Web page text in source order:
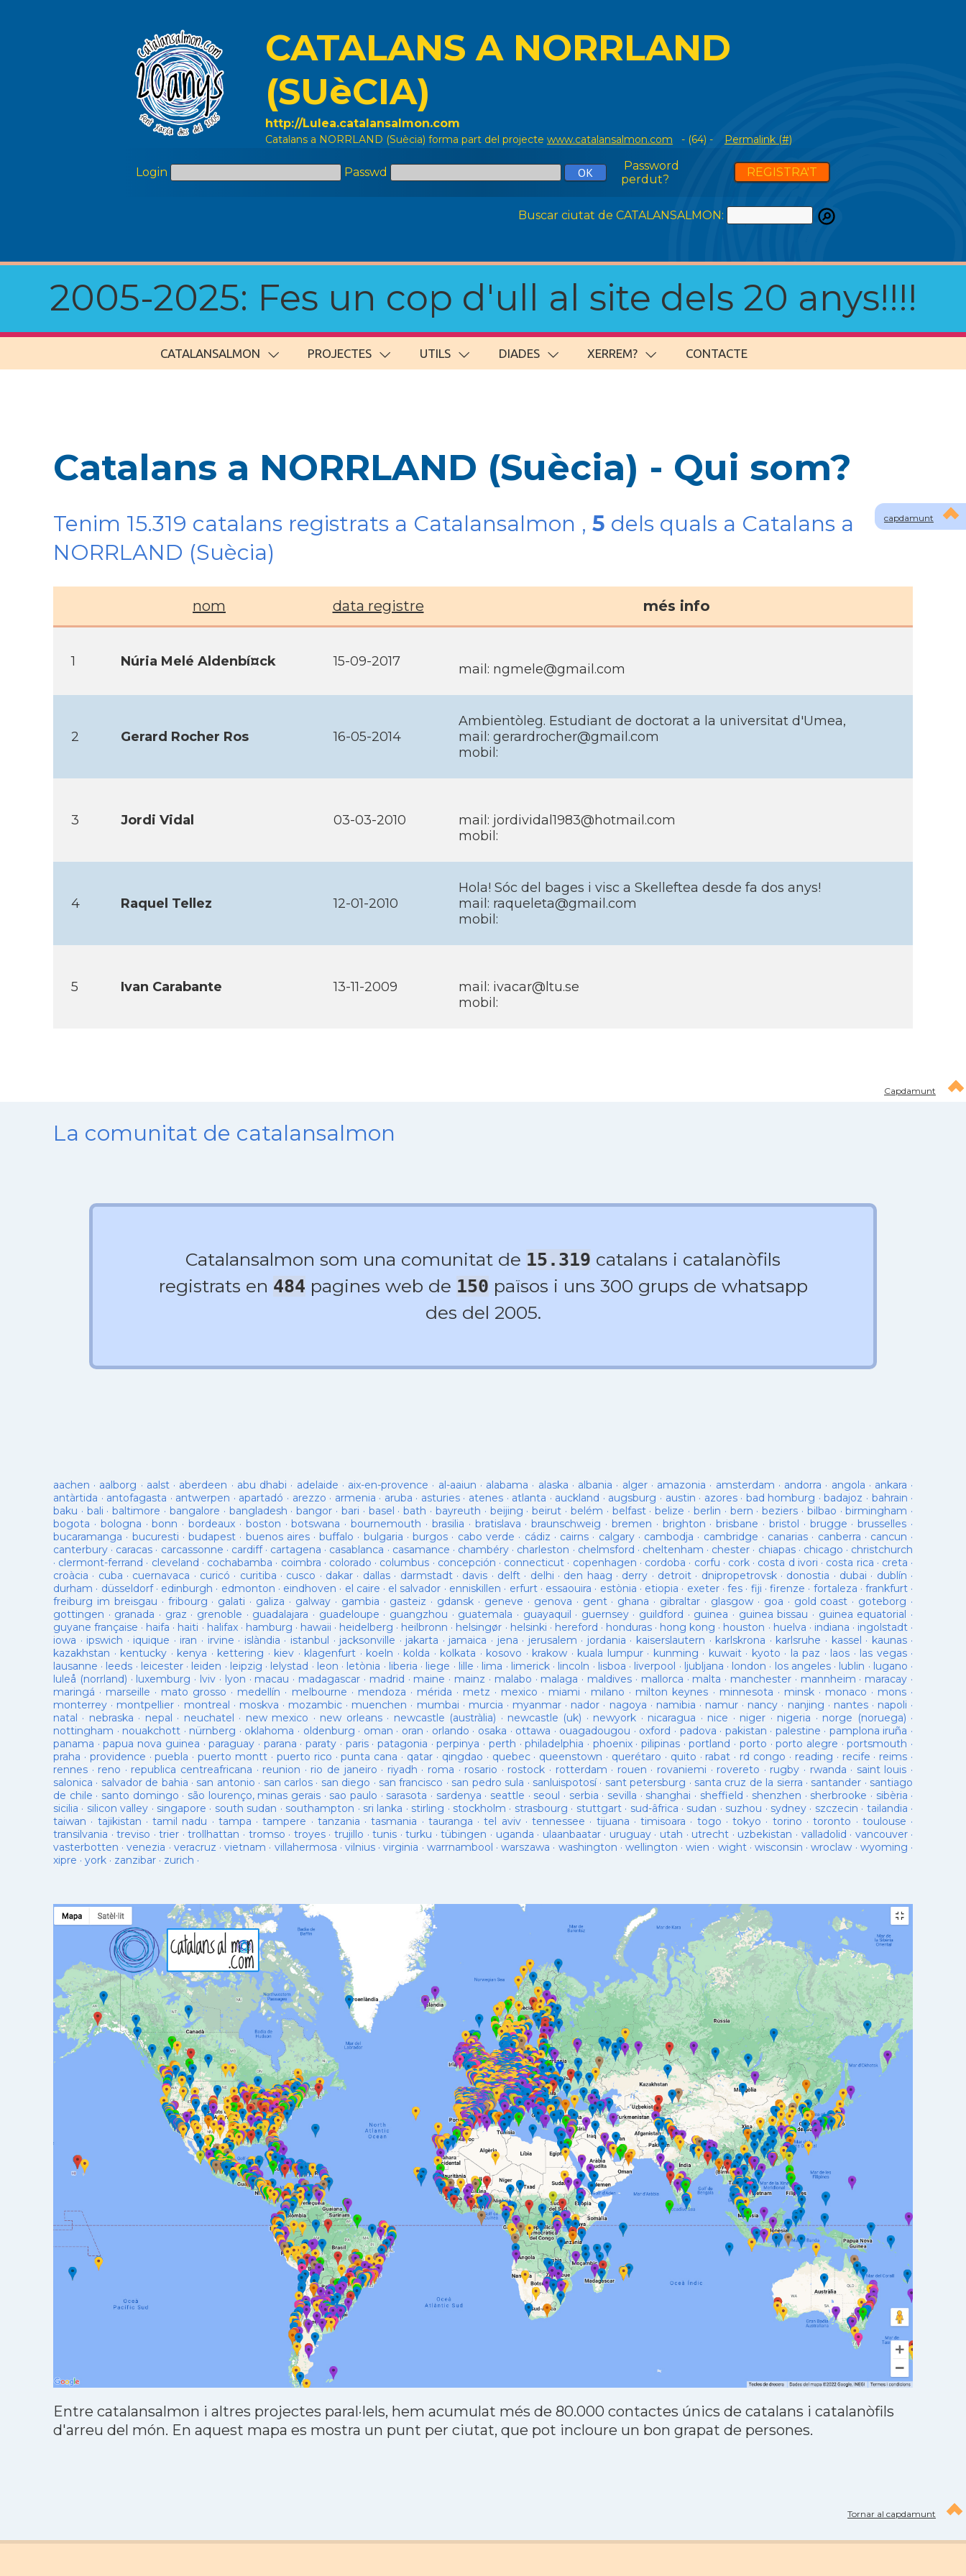
CATALANS A NORRLAND
(SUèCIA)
http://Lulea.catalansalmon.com
Catalans a NORRLAND (Suècia) forma part del projecte www.catalansalmon.com - (64) - Permalink (#)
Login Passwd
Password
perdut?
REGISTRA'T
Buscar ciutat de CATALANSALMON:
2005-2025: Fes un cop d'ull al site dels 20 anys!!!!
CATALANSALMON PROJECTES UTILS DIADES XERREM? CONTACTE
capdamunt
Catalans a NORRLAND (Suècia) - Qui som?
Tenim 15.319 catalans registrats a Catalansalmon , 5 dels quals a Catalans a
NORRLAND (Suècia)
nom data registre més info
1 Núria Melé Aldenbí¤ck 15-09-2017 mail: ngmele@gmail.com
2 Gerard Rocher Ros 16-05-2014
Ambientòleg. Estudiant de doctorat a la universitat d'Umea,
mail: gerardrocher@gmail.com
mobil:
3 Jordi Vidal 03-03-2010
mail: jordividal1983@hotmail.com
mobil:
4 Raquel Tellez 12-01-2010
Hola! Sóc del bages i visc a Skelleftea desde fa dos anys!
mail: raqueleta@gmail.com
mobil:
5 Ivan Carabante 13-11-2009
mail: ivacar@ltu.se
mobil:
Capdamunt
La comunitat de catalansalmon
Catalansalmon som una comunitat de 15.319 catalans i catalanòfils
registrats en 484 pagines web de 150 països i uns 300 grups de whatsapp
des del 2005.
aachen · aalborg · aalst· aberdeen · abu dhabi · adelaide · aix-en-provence · al-aaiun · alabama · alaska · albania · alger· amazonia · amsterdam · andorra · angola · ankara ·
antàrtida · antofagasta · antwerpen · apartadó · arezzo · armenia · aruba · asturies· atenes · atlanta · auckland · augsburg · austin · azores· bad homburg ·badajoz · bahrain ·
baku · bali ·baltimore · bangalore · bangladesh ·bangor · bari · basel ·bath · bayreuth · beijing ·beirut · belém · belfast·belize · berlin · bern ·beziers · bilbao ·birmingham ·
bogota · bologna ·bonn ·bordeaux · boston ·botswana ·bournemouth · brasilia · bratislava ·braunschweig · bremen · brighton ·brisbane · bristol · brugge ·brusselles ·
bucaramanga · bucuresti · budapest · buenos aires·buffalo · bulgaria ·burgos · cabo verde · cádiz · cairns · calgary· cambodja · cambridge · canarias · canberra · cancun ·
canterbury · caracas · carcassonne · cardiff· cartagena · casablanca · casamance · chambéry · charleston · chelmsford · cheltenham · chester · chiapas· chicago · christchurch
· clermont-ferrand · cleveland · cochabamba · coimbra · colorado · columbus · concepción · connecticut · copenhagen · cordoba · corfu · cork · costa d ivori · costa rica · creta ·
croàcia · cuba · cuernavaca · curicó · curitiba · cusco · dakar · dallas· darmstadt· davis · delft· delhi · den haag · derry · detroit· dnipropetrovsk· donostia · dubai · dublín ·
durham · düsseldorf· edinburgh · edmonton · eindhoven · el caire · el salvador · enniskillen · erfurt· essaouira · estònia · etiopia · exeter· fes · fiji · firenze · fortaleza · frankfurt ·
freiburg im breisgau · fribourg · galati · galiza · galway· gambia · gasteiz · gdansk · geneve · genova · gent· ghana · gibraltar · glasgow· goa · gold coast · goteborg ·
gottingen · granada · graz · grenoble · guadalajara · guadeloupe · guangzhou · guatemala · guayaquil · guernsey· guildford · guinea · guinea bissau · guinea equatorial ·
guyane française · haifa · haiti · halifax· hamburg · hawaii · heidelberg · heilbronn · helsingør · helsinki · hereford · honduras· hong kong · houston · huelva · indiana · ingolstadt·
iowa · ipswich · iquique · iran · irvine · islàndia · istanbul · jacksonville · jakarta · jamaica · jena · jerusalem · jordania · kaiserslautern · karlskrona · karlsruhe · kassel · kaunas·
kazakhstan · kentucky · kenya · kettering · kiev · klagenfurt · koeln · kolda · kolkata · kosovo · krakow · kuala lumpur· kunming · kuwait· kyoto · la paz · laos · las vegas·
lausanne · leeds · leicester· leiden · leipzig · lelystad · leon · letònia · liberia · liege · lille · lima · limerick· lincoln · lisboa · liverpool · ljubljana · london · los angeles· lublin · lugano ·
luleå (norrland) · luxemburg · lviv · lyon · macau · madagascar · madrid · maine · mainz · malabo · malaga · maldives · mallorca · malta · manchester · mannheim · maracay ·
maringá · marseille · mato grosso · medellín · melbourne · mendoza · mérida · metz · mexico · miami · milano · milton keynes · minnesota · minsk· monaco · mons ·
monterrey · montpellier · montreal · moskva · mozambic · muenchen · mumbai · murcia · myanmar · nador · nagoya · namibia · namur · nancy · nanjing · nantes· napoli ·
natal · nebraska · nepal · neuchatel · new mexico · new orleans· newcastle (austràlia) · newcastle (uk) · newyork · nicaragua · nice · niger · nigeria · norge (noruega) ·
nottingham · nouakchott · nürnberg · oklahoma · oldenburg · oman · oran · orlando · osaka · ottawa · ouagadougou · oxford · padova · pakistan · palestine · pamplona iruña ·
panama ·papua nova guinea ·paraguay · parana ·paraty · paris· patagonia ·perpinya · perth ·philadelphia · phoenix·pilipinas ·portland · porto ·porto alegre ·portsmouth ·
praha · providence ·puebla ·puerto montt · puerto rico ·punta cana · qatar · qingdao · quebec· queenstown · querétaro · quito · rabat · rd congo · reading · recife · reims ·
rennes · reno · republica centreafricana · reunion · rio de janeiro · riyadh · roma · rosario · rostock · rotterdam · rouen · rovaniemi · rovereto · rugby · rwanda · saint louis ·
salonica · salvador de bahia · san antonio · san carlos · san diego · san francisco · san pedro sula · sanluispotosí· sant petersburg · santa cruz de la sierra · santander · santiago
de chile · santo domingo · são lourenço, minas gerais· sao paulo · sarasota · sardenya · seattle · seoul · serbia · sevilla · shanghai · sheffield · shenzhen · sherbrooke · sibèria ·
sicilia · silicon valley · singapore · south sudan · southampton · sri lanka · stirling · stockholm · strasbourg · stuttgart· sud-âfrica · sudan · suzhou · sydney · szczecin · tailandia ·
taiwan · tajikistan ·tamil nadu · tampa ·tampere · tanzania ·tasmania · tauranga ·tel aviv·tennessee · tijuana ·timisoara · togo ·tokyo · torino ·toronto · toulouse ·
transilvania ·treviso ·trier ·trollhattan · tromso · troyes· trujillo ·tunis ·turku ·tübingen · uganda · ulaanbaatar· uruguay· utah · utrecht · uzbekistan · valladolid · vancouver·
vasterbotten ·venezia · veracruz ·vietnam · villahermosa · vilnius·virginia · warrnambool ·warszawa · washington · wellington ·wien · wight·wisconsin ·wroclaw · wyoming ·
xipre · york · zanzibar · zurich ·
Entre catalansalmon i altres projectes paral·lels, hem acumulat més de 80.000 contactes únics de catalans i catalanòfils
d'arreu del món. En aquest mapa es mostra un punt per ciutat, que pot incloure un bon grapat de persones.
Tornar al capdamunt